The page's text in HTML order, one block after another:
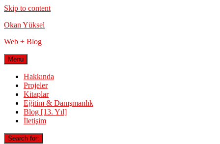
Skip to content
Okan Yüksel
Web + Blog
Menu
Hakkında
Projeler
Kitaplar
Eğitim & Danışmanlık
Blog [13. Yıl]
İletişim
Search for: